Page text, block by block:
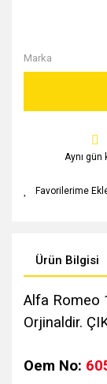
Marka
Aynı gün
Ürün Bilgisi
Alfa Romeo
Orjinaldir.
Oem No: